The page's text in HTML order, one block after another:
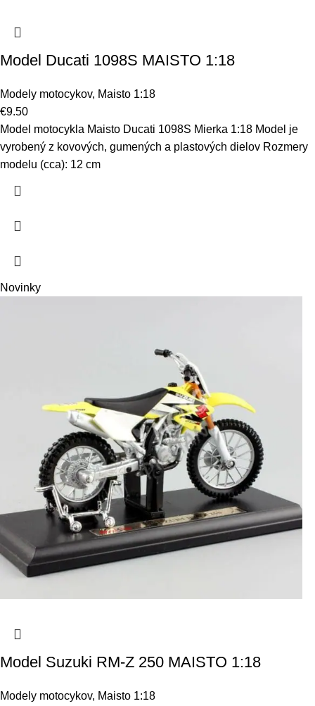
Model Ducati 1098S MAISTO 1:18
Modely motocykov, Maisto 1:18
€9.50
Model motocykla Maisto Ducati 1098S Mierka 1:18 Model je
vyrobený z kovových, gumených a plastových dielov Rozmery
modelu (cca): 12 cm
Novinky
Model Suzuki RM-Z 250 MAISTO 1:18
Modely motocykov, Maisto 1:18